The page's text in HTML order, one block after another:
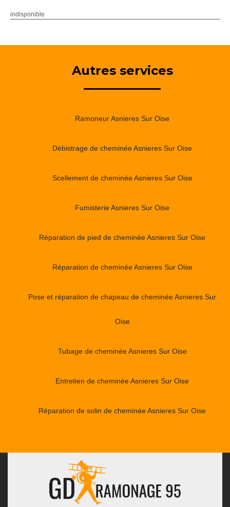
indisponible
Autres services
Ramoneur Asnieres Sur Oise
Débistrage de cheminée Asnieres Sur Oise
Scellement de cheminée Asnieres Sur Oise
Fumisterie Asnieres Sur Oise
Réparation de pied de cheminée Asnieres Sur Oise
Réparation de cheminée Asnieres Sur Oise
Pose et réparation de chapeau de cheminée Asnieres Sur
Oise
Tubage de cheminée Asnieres Sur Oise
Entretien de cheminée Asnieres Sur Oise
Réparation de solin de cheminée Asnieres Sur Oise